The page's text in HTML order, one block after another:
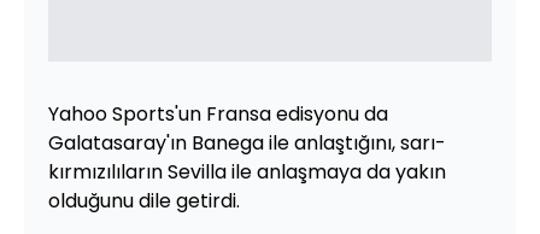
Yahoo Sports'un Fransa edisyonu da
Galatasaray'ın Banega ile anlaştığını, sarı-
kırmızılıların Sevilla ile anlaşmaya da yakın
olduğunu dile getirdi.